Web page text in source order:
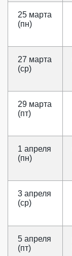
25 марта
(пн)
27 марта
(ср)
29 марта
(пт)
1 апреля
(пн)
3 апреля
(ср)
5 апреля
(пт)